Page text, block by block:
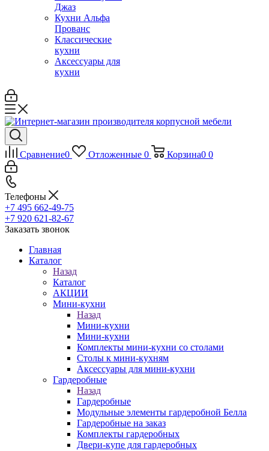
Джаз
Кухни Альфа
Прованс
Классические
кухни
Аксессуары для
кухни
Сравнение0 Отложенные 0 Корзина0 0
Телефоны
+7 495 662-49-75
+7 920 621-82-67
Заказать звонок
Главная
Каталог
Назад
Каталог
АКЦИИ
Мини-кухни
Назад
Мини-кухни
Мини-кухни
Комплекты мини-кухни со столами
Столы к мини-кухням
Аксессуары для мини-кухни
Гардеробные
Назад
Гардеробные
Модульные элементы гардеробной Белла
Гардеробные на заказ
Комплекты гардеробных
Двери-купе для гардеробных